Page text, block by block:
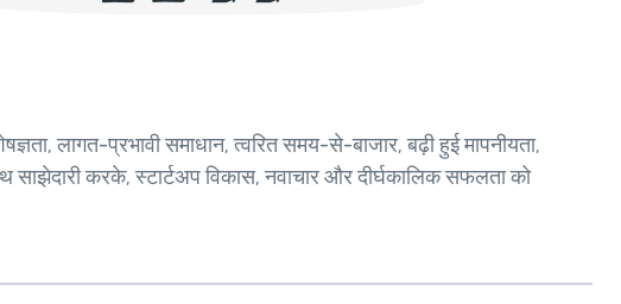
लागत-प्रभावी समाधान, त्वरित समय-से-बाजार, बढ़ी हुई मापनीयता,
करके, स्टार्टअप विकास, नवाचार और दीर्घकालिक सफलता को